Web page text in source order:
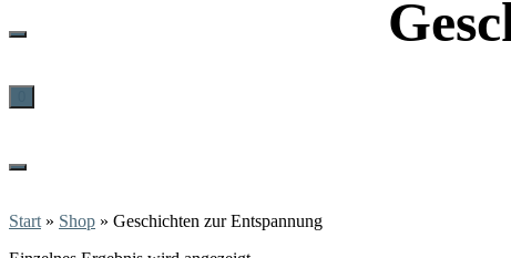
Start » Shop » Geschichten zur Entspannung